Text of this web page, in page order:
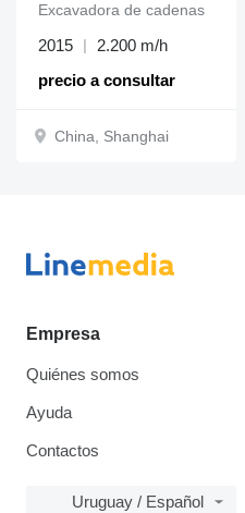
precio a consultar
Excavadora de cadenas
2015 2.200 m/h
China, Shanghai
Empresa
Quiénes somos
Ayuda
Contactos
Uruguay / Español